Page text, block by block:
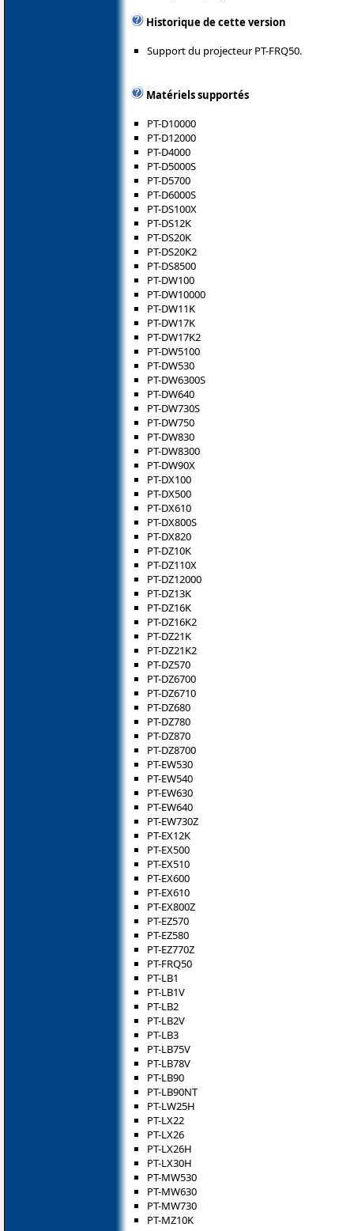
Historique de cette version
Support du projecteur PT-FRQ50.
Matériels supportés
PT-D10000
PT-D12000
PT-D4000
PT-D5000S
PT-D5700
PT-D6000S
PT-DS100X
PT-DS12K
PT-DS20K
PT-DS20K2
PT-DS8500
PT-DW100
PT-DW10000
PT-DW11K
PT-DW17K
PT-DW17K2
PT-DW5100
PT-DW530
PT-DW6300S
PT-DW640
PT-DW730S
PT-DW750
PT-DW830
PT-DW8300
PT-DW90X
PT-DX100
PT-DX500
PT-DX610
PT-DX800S
PT-DX820
PT-DZ10K
PT-DZ110X
PT-DZ12000
PT-DZ13K
PT-DZ16K
PT-DZ16K2
PT-DZ21K
PT-DZ21K2
PT-DZ570
PT-DZ6700
PT-DZ6710
PT-DZ680
PT-DZ780
PT-DZ870
PT-DZ8700
PT-EW530
PT-EW540
PT-EW630
PT-EW640
PT-EW730Z
PT-EX12K
PT-EX500
PT-EX510
PT-EX600
PT-EX610
PT-EX800Z
PT-EZ570
PT-EZ580
PT-EZ770Z
PT-FRQ50
PT-LB1
PT-LB1V
PT-LB2
PT-LB2V
PT-LB3
PT-LB75V
PT-LB78V
PT-LB90
PT-LB90NT
PT-LW25H
PT-LX22
PT-LX26
PT-LX26H
PT-LX30H
PT-MW530
PT-MW630
PT-MW730
PT-MZ10K